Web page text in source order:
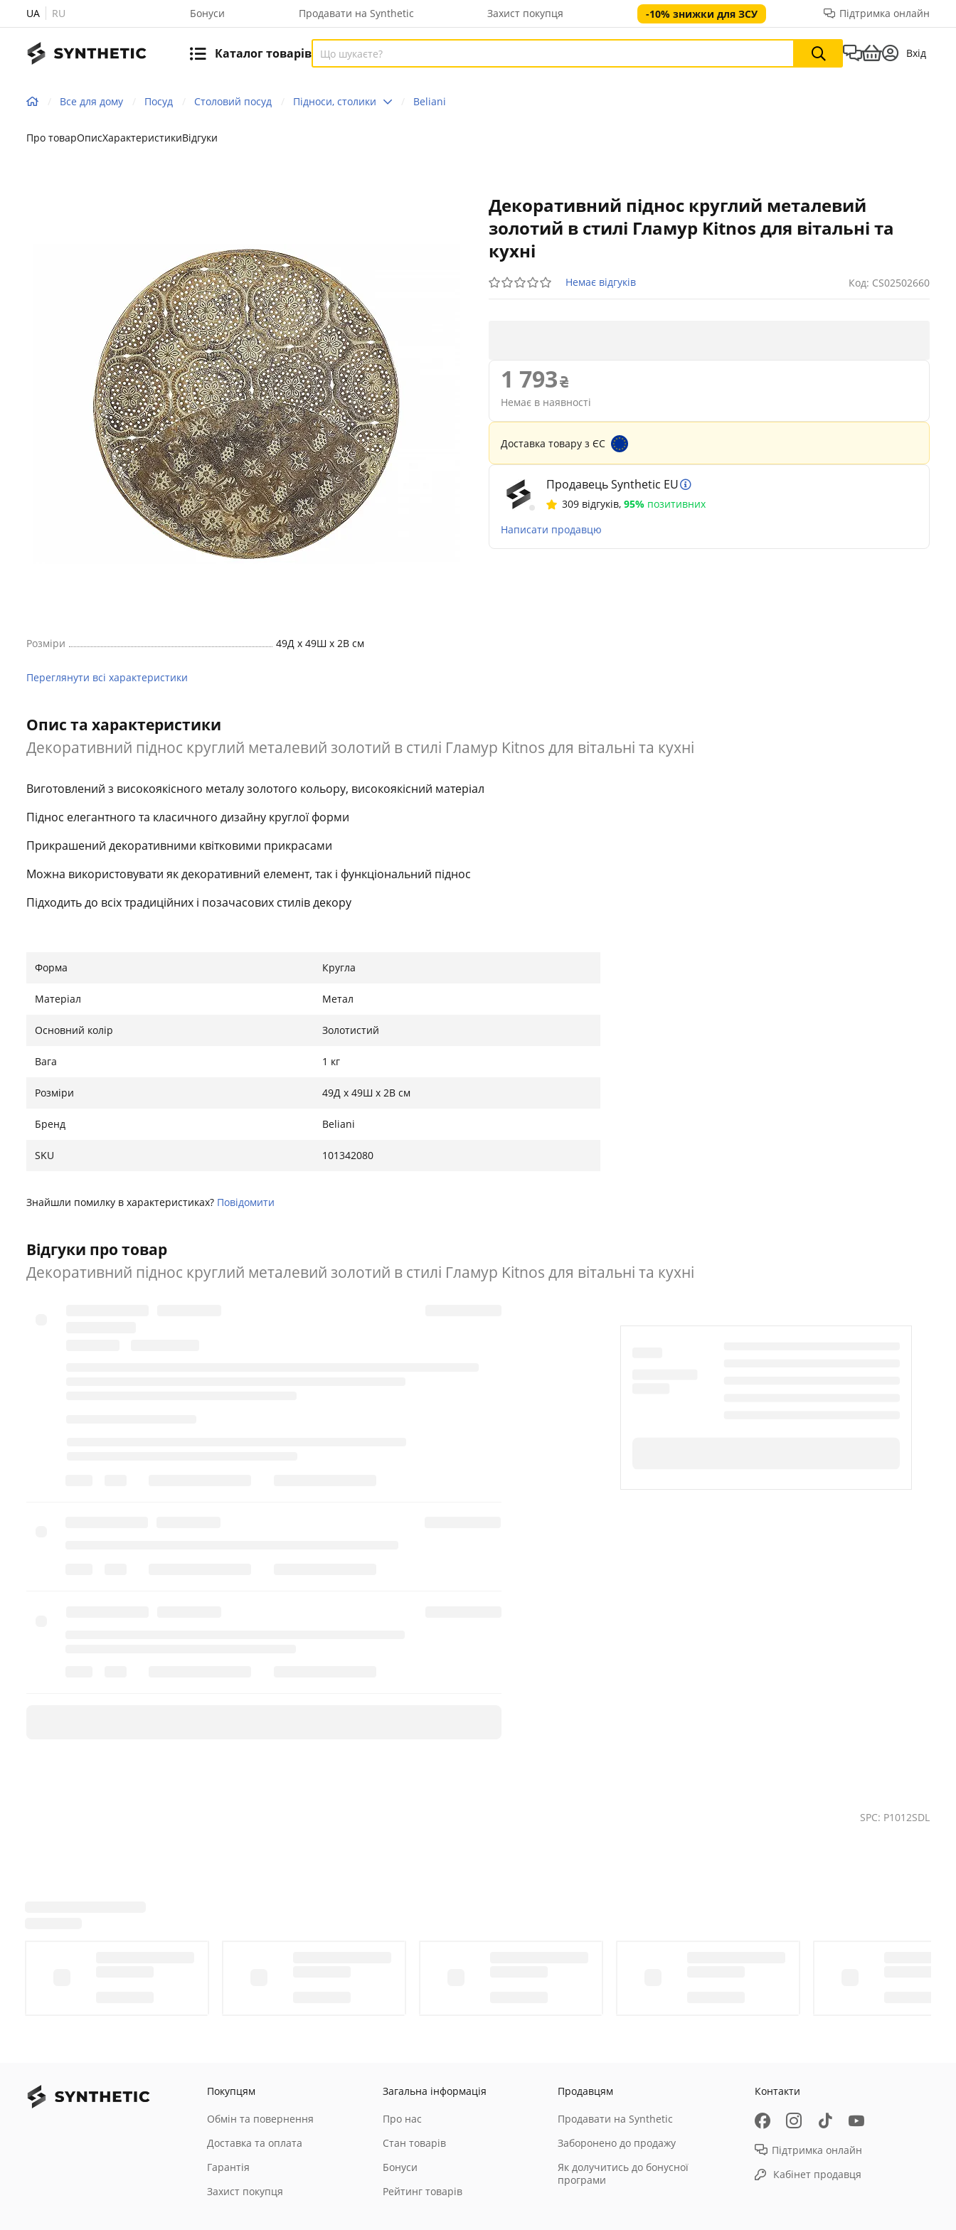
UA RU Бонуси Продавати на Synthetic Захист покупця -10% знижки для ЗСУ Підтримка онлайн
Каталог товарів Вхід
Все для дому Посуд Столовий посуд Підноси, столики Beliani
Про товарОписХарактеристикиВідгуки
Декоративний піднос круглий металевий
золотий в стилі Гламур Kitnos для вітальні та
кухні
Немає відгуків Код: CS02502660
Розміри 49Д x 49Ш x 2В см
Переглянути всі характеристики
1 793
Немає в наявності
Доставка товару з ЄС
Продавець Synthetic EU
309 відгуків, 95% позитивних
Написати продавцю
Опис та характеристики
Декоративний піднос круглий металевий золотий в стилі Гламур Kitnos для вітальні та кухні
Виготовлений з високоякісного металу золотого кольору, високоякісний матеріал
Піднос елегантного та класичного дизайну круглої форми
Прикрашений декоративними квітковими прикрасами
Можна використовувати як декоративний елемент, так і функціональний піднос
Підходить до всіх традиційних і позачасових стилів декору
Форма Кругла
Матеріал Метал
Основний колір Золотистий
Вага 1 кг
Розміри 49Д x 49Ш x 2В см
Бренд Beliani
SKU 101342080
Знайшли помилку в характеристиках? Повідомити
Відгуки про товар
Декоративний піднос круглий металевий золотий в стилі Гламур Kitnos для вітальні та кухні
SPC: P1012SDL
Покупцям
Обмін та повернення
Доставка та оплата
Гарантія
Захист покупця
Загальна інформація
Про нас
Стан товарів
Бонуси
Рейтинг товарів
Продавцям
Продавати на Synthetic
Заборонено до продажу
Як долучитись до бонусної
програми
Контакти
Підтримка онлайн
Кабінет продавця